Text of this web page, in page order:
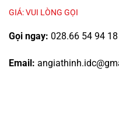
GIÁ: VUI LÒNG GỌI
Gọi ngay: 028.66 54 94
Email: